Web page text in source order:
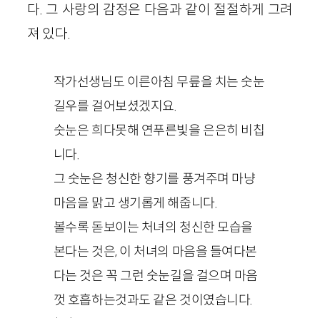
다. 그 사랑의 감정은 다음과 같이 절절하게 그려
져 있다.
작가선생님도 이른아침 무릎을 치는 숫눈
길우를 걸어보셨겠지요.
숫눈은 희다못해 연푸른빛을 은은히 비칩
니다.
그 숫눈은 청신한 향기를 풍겨주며 마냥
마음을 맑고 생기롭게 해줍니다.
볼수록 돋보이는 처녀의 청신한 모습을
본다는 것은, 이 처녀의 마음을 들여다본
다는 것은 꼭 그런 숫눈길을 걸으며 마음
껏 호흡하는것과도 같은 것이였습니다.